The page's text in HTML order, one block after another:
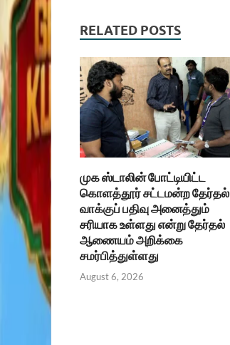
RELATED POSTS
முக ஸ்டாலின் போட்டியிட்ட
கொளத்தூர் சட்டமன்ற தேர்தல்
வாக்குப் பதிவு அனைத்தும்
சரியாக உள்ளது என்று தேர்தல்
ஆணையம் அறிக்கை
சமர்பித்துள்ளது
August 6, 2026